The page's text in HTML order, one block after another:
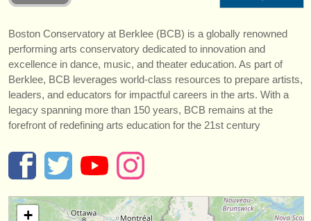
gestohlene instrumente
verzeichnisse:
orchester
musikhochschulen
jugendorchester
musicalchairs:
über musicalchairs
Boston Conservatory at Berklee (BCB) is a globally renowned
performing arts conservatory dedicated to innovation and
excellence in dance, music, and theater education. As part of
Berklee, BCB leverages world-class resources to prepare artists,
leaders, and educators for impactful careers in the arts. With a
legacy spanning more than 150 years, BCB remains at the
forefront of redefining arts education for the 21st century
+